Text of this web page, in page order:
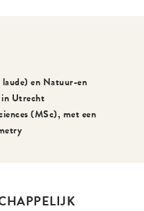
en Natuur-en
in Utrecht
(MSc), met een